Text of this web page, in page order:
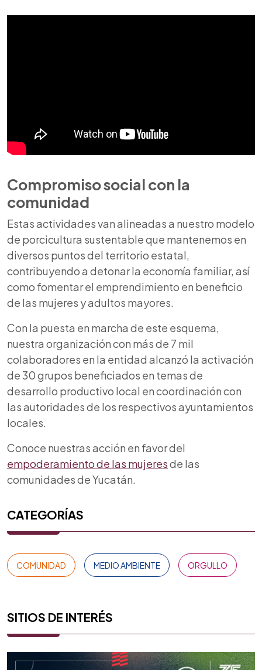
Compromiso social con la
comunidad
Estas actividades van alineadas a nuestro modelo
de porcicultura sustentable que mantenemos en
diversos puntos del territorio estatal,
contribuyendo a detonar la economía familiar, así
como fomentar el emprendimiento en beneficio
de las mujeres y adultos mayores.
Con la puesta en marcha de este esquema,
nuestra organización con más de 7 mil
colaboradores en la entidad alcanzó la activación
de 30 grupos beneficiados en temas de
desarrollo productivo local en coordinación con
las autoridades de los respectivos ayuntamientos
locales.
Conoce nuestras acción en favor del
empoderamiento de las mujeresde las
comunidades de Yucatán.
CATEGORÍAS
COMUNIDAD MEDIO AMBIENTE ORGULLO
SITIOS DE INTERÉS